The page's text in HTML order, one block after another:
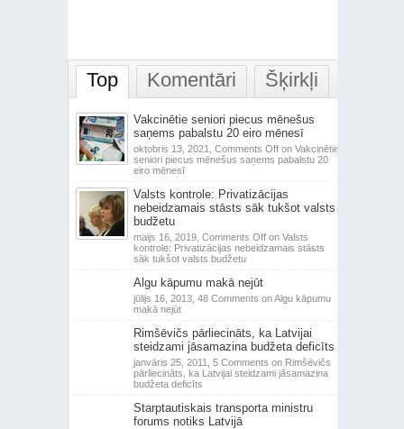
Top Komentāri Šķirkļi
Vakcinētie seniori piecus mēnešus
saņems pabalstu 20 eiro mēnesī
oktobris 13, 2021, Comments Offon Vakcinētie
seniori piecus mēnešus saņems pabalstu 20
eiro mēnesī
Valsts kontrole: Privatizācijas
nebeidzamais stāsts sāk tukšot valsts
budžetu
maijs 16, 2019, Comments Offon Valsts
kontrole: Privatizācijas nebeidzamais stāsts
sāk tukšot valsts budžetu
Algu kāpumu makā nejūt
jūlijs 16, 2013, 48 Comments on Algu kāpumu
makā nejūt
Rimšēvičs pārliecināts, ka Latvijai
steidzami jāsamazina budžeta deficīts
janvāris 25, 2011, 5 Comments on Rimšēvičs
pārliecināts, ka Latvijai steidzami jāsamazina
budžeta deficīts
Starptautiskais transporta ministru
forums notiks Latvijā